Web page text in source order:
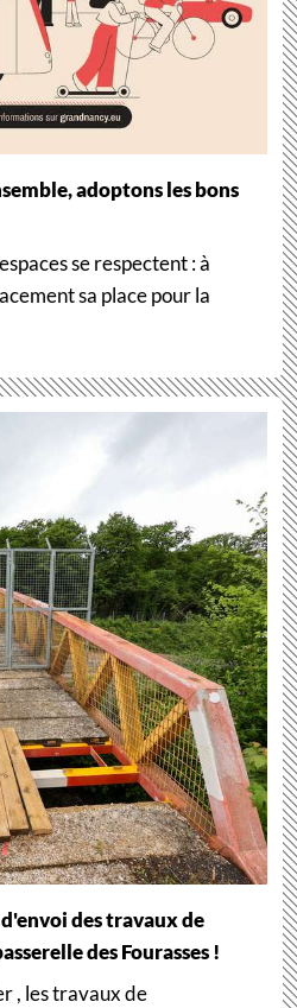
adoptons les bons
se respectent : à
sa place pour la
des travaux de
des Fourasses !
, les travaux de